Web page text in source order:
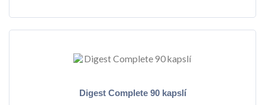
Digest Complete 90 kapslí